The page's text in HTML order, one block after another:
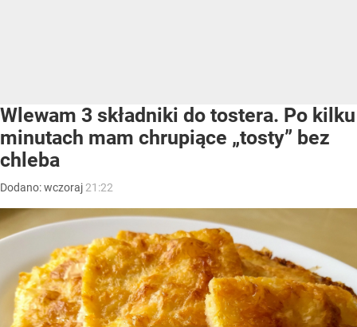
Wlewam 3 składniki do tostera. Po kilku
minutach mam chrupiące „tosty” bez
chleba
Dodano:wczoraj 21:22